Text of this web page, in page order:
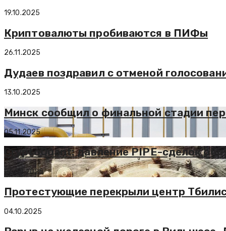
19.10.2025
Криптовалюты пробиваются в ПИФы
26.11.2025
Дудаев поздравил с отменой
13.10.2025
Минск сообщил о финальной стадии
05.11.2025
CryptoQuant: давление PIPE-сделок
26.09.2025
Протестующие перекрыли центр
04.10.2025